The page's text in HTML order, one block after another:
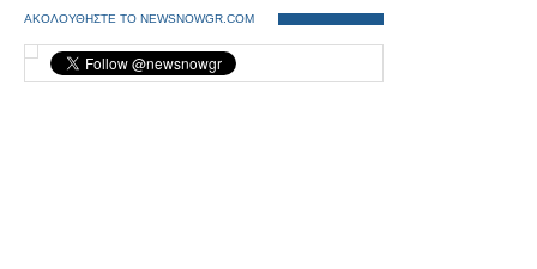
ΑΚΟΛΟΥΘΗΣΤΕ ΤΟ NEWSNOWGR.COM